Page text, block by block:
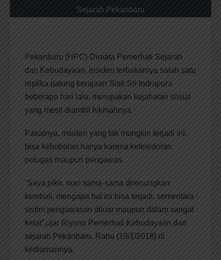
Sejarah Pekanbaru
Pekanbaru (HPC)-Dimata Pemerhati Sejarah
dan Kebudayaan, insiden terbakarnya salah satu
replika patung kerajaan Siak Sri Indrapura
beberapa hari lalu, merupakan kejahatan sosial
yang mesti diambil hikmahnya.
Pasalnya, insiden yang tak mungkin terjadi ini,
bisa kebobolan hanya karena keteledoran
petugas maupun pengawas.
“Saya pikir, mari sama-sama direnungkan
kembali, mengapa hal ini bisa terjadi, sementara
sistim pengawasan diluar maupun dalam sangat
ketat”,ujar Riyono Pemerhati Kebudayaan dan
sejarah Pekanbaru, Rabu (10/1/2018) di
kediamannya.